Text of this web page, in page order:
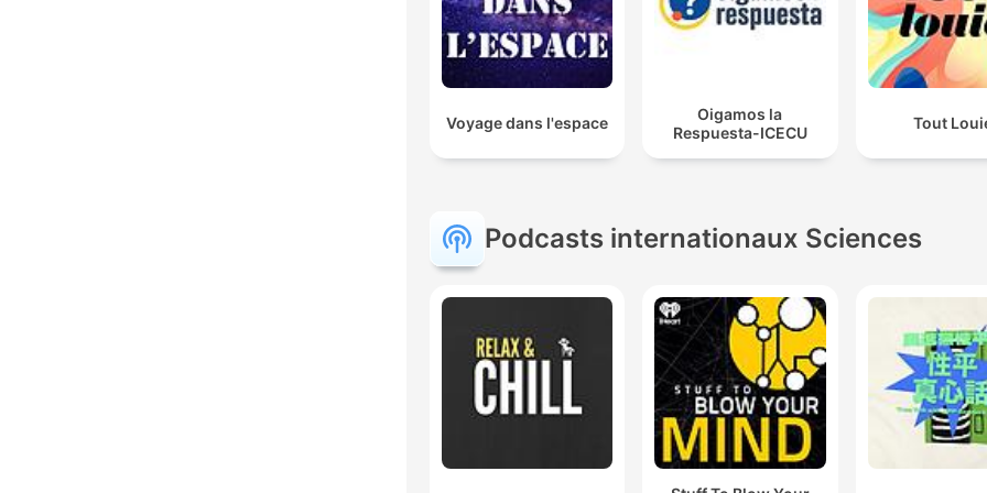
Voyage dans l'espace
Oigamos la
Respuesta-ICECU
Tout
Podcasts internationaux Sciences